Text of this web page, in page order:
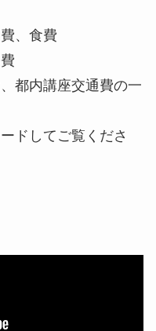
、食費
都内講座交通費の一
ドしてご覧くださ